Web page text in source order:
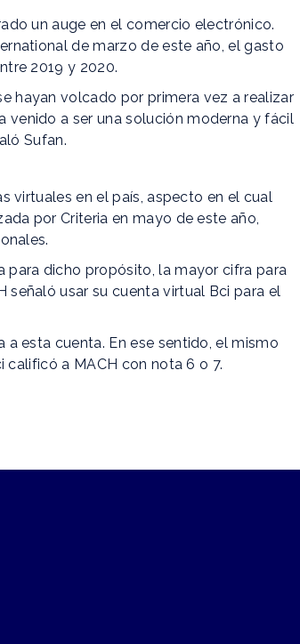
un auge en el comercio electrónico.
de marzo de este año, el gasto
2019 y 2020.
hayan volcado por primera vez a realizar
venido a ser una solución moderna y fácil
Sufan.
virtuales en el país, aspecto en el cual
por Criteria en mayo de este año,
para dicho propósito, la mayor cifra para
señaló usar su cuenta virtual Bci para el
esta cuenta. En ese sentido, el mismo
a MACH con nota 6 o 7.